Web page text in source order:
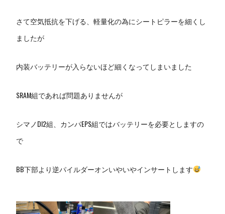
さて空気抵抗を下げる、軽量化の為にシートピラーを細くし
ましたが
内装バッテリーが入らないほど細くなってしまいました
SRAM組であれば問題ありませんが
シマノDI2組、カンパEPS組ではバッテリーを必要としますの
で
BB下部より逆パイルダーオンいやいやインサートします